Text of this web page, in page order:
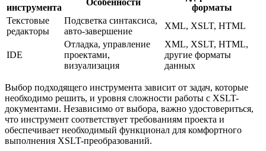
инструмента
Особенности
форматы
Текстовые
редакторы
Подсветка синтаксиса,
авто-завершение
XML, XSLT, HTML
IDE
Отладка, управление
проектами,
визуализация
XML, XSLT, HTML,
другие форматы
данных
Выбор подходящего инструмента зависит от задач, которые
необходимо решить, и уровня сложности работы с XSLT-
документами. Независимо от выбора, важно удостовериться,
что инструмент соответствует требованиям проекта и
обеспечивает необходимый функционал для комфортного
выполнения XSLT-преобразований.